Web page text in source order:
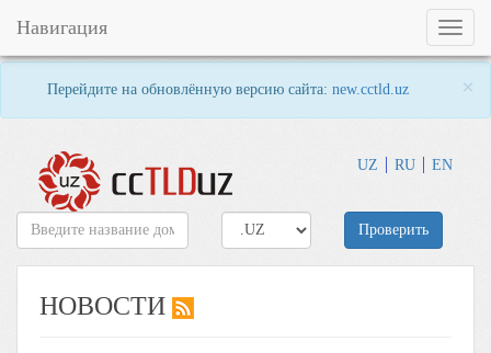
Перейдите на обновлённую версию сайта: new.cctld.uz ×
UZ RU EN
Toggle
Навигация
Проверить
НОВОСТИ